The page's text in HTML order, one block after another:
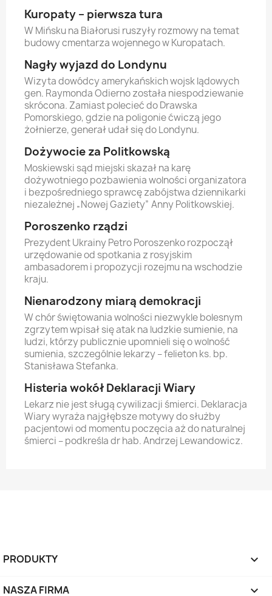
Kuropaty – pierwsza tura
W Mińsku na Białorusi ruszyły rozmowy na temat
budowy cmentarza wojennego w Kuropatach.
Nagły wyjazd do Londynu
Wizyta dowódcy amerykańskich wojsk lądowych
gen. Raymonda Odierno została niespodziewanie
skrócona. Zamiast polecieć do Drawska
Pomorskiego, gdzie na poligonie ćwiczą jego
żołnierze, generał udał się do Londynu.
Dożywocie za Politkowską
Moskiewski sąd miejski skazał na karę
dożywotniego pozbawienia wolności organizatora
i bezpośredniego sprawcę zabójstwa dziennikarki
niezależnej „Nowej Gaziety” Anny Politkowskiej.
Poroszenko rządzi
Prezydent Ukrainy Petro Poroszenko rozpoczął
urzędowanie od spotkania z rosyjskim
ambasadorem i propozycji rozejmu na wschodzie
kraju.
Nienarodzony miarą demokracji
W chór świętowania wolności niezwykle bolesnym
zgrzytem wpisał się atak na ludzkie sumienie, na
ludzi, którzy publicznie upomnieli się o wolność
sumienia, szczególnie lekarzy – felieton ks. bp.
Stanisława Stefanka.
Histeria wokół Deklaracji Wiary
Lekarz nie jest sługą cywilizacji śmierci. Deklaracja
Wiary wyraża najgłębsze motywy do służby
pacjentowi od momentu poczęcia aż do naturalnej
śmierci – podkreśla dr hab. Andrzej Lewandowicz.
PRODUKTY 
NASZA FIRMA 